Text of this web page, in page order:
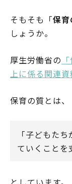
そもそも「保
しょうか。
厚生労働省の
上に係る関連資
保育の質とは、
「子どもた
ていくことを